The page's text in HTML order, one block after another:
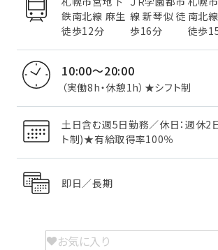
鉄南北線 麻生
徒歩12分
線 新琴似 徒
歩16分
南北
徒歩
10:00～20:00
（実働8h・休憩1h）★シフト制
土日含む週5日勤務／休日：週休2
ト制)★有給取得率100％
即日／長期
お気に入り